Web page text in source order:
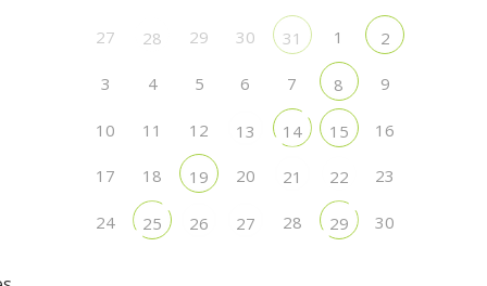
27 28 29 30 31 1 2
3 4 5 6 7 8 9
10 11 12 13 14 15 16
17 18 19 20 21 22 23
24 25 26 27 28 29 30